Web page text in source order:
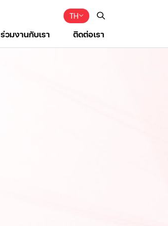
TH
ร่วมงานกับเรา ติดต่อเรา